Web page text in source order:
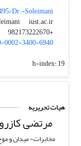
Dr.-Soleimani
soleimani
iust.ac.ir
+982173222670
0002-3400-6940
h-index:19
هیات تحریریه
مرتضی
مخابرات- میدان و